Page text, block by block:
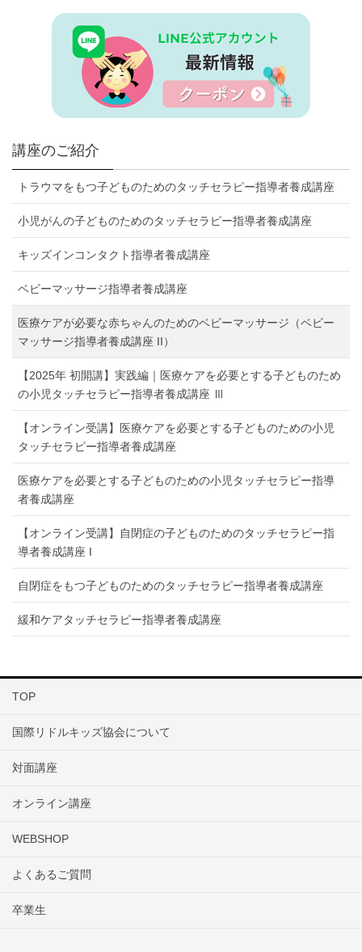
講座のご紹介
トラウマをもつ子どものためのタッチセラピー指導者養成講座
小児がんの子どものためのタッチセラピー指導者養成講座
キッズインコンタクト指導者養成講座
ベビーマッサージ指導者養成講座
医療ケアが必要な赤ちゃんのためのベビーマッサージ（ベビー
マッサージ指導者養成講座 II）
【2025年 初開講】実践編｜医療ケアを必要とする子どものため
の小児タッチセラピー指導者養成講座 Ⅲ
【オンライン受講】医療ケアを必要とする子どものための小児
タッチセラピー指導者養成講座
医療ケアを必要とする子どものための小児タッチセラピー指導
者養成講座
【オンライン受講】自閉症の子どものためのタッチセラピー指
導者養成講座 I
自閉症をもつ子どものためのタッチセラピー指導者養成講座
緩和ケアタッチセラピー指導者養成講座
TOP
国際リドルキッズ協会について
対面講座
オンライン講座
WEBSHOP
よくあるご質問
卒業生